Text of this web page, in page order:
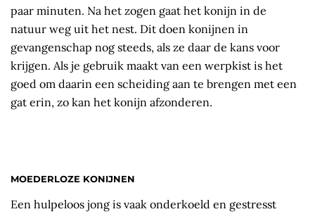
paar minuten. Na het zogen gaat het konijn in de
natuur weg uit het nest. Dit doen konijnen in
gevangenschap nog steeds, als ze daar de kans voor
krijgen. Als je gebruik maakt van een werpkist is het
goed om daarin een scheiding aan te brengen met een
gat erin, zo kan het konijn afzonderen.
MOEDERLOZE KONIJNEN
Een hulpeloos jong is vaak onderkoeld en gestresst